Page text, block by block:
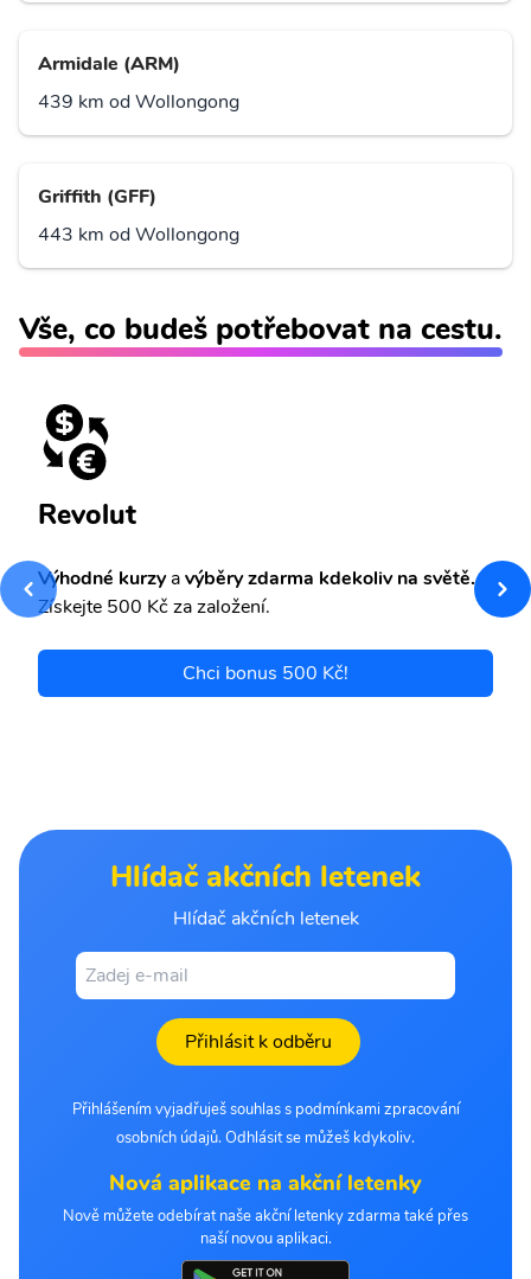
Armidale (ARM)
439 km od Wollongong
Griffith (GFF)
443 km od Wollongong
Vše, co budeš potřebovat na cestu.
Revolut
Výhodné kurzyavýběry zdarma kdekoliv na světě.
Získejte 500 Kč za založení.
Chci bonus 500 Kč!
Hlídač akčních letenek
Hlídač akčních letenek
Přihlásit k odběru
Přihlášením vyjadřuješ souhlas s podmínkami zpracování
osobních údajů. Odhlásit se můžeš kdykoliv.
Nová aplikace na akční letenky
Nově můžete odebírat naše akční letenky zdarma také přes
naší novou aplikaci.